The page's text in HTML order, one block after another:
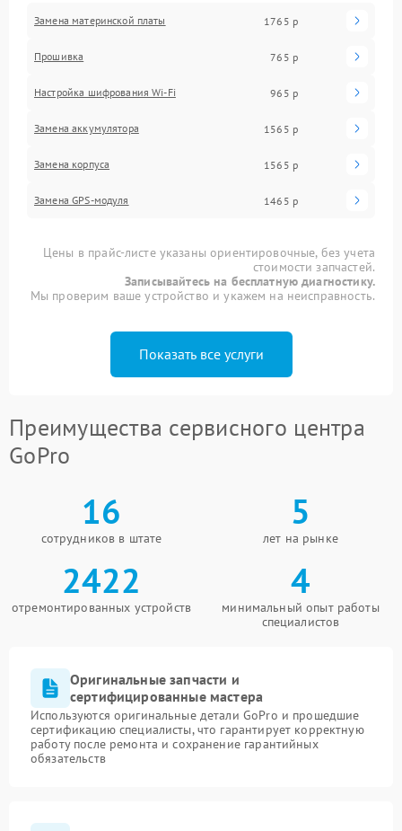
Замена материнской платы 1765 р
Прошивка 765 р
Настройка шифрования Wi-Fi 965 р
Замена аккумулятора 1565 р
Замена корпуса 1565 р
Замена GPS-модуля 1465 р
Цены в прайс-листе указаны ориентировочные, без учета
стоимости запчастей.
Записывайтесь на бесплатную диагностику.
Мы проверим ваше устройство и укажем на неисправность.
Показать все услуги
Преимущества сервисного центра
GoPro
16
сотрудников в штате
5
лет на рынке
2422
отремонтированных устройств
4
минимальный опыт работы
специалистов
Оригинальные запчасти и
сертифицированные мастера
Используются оригинальные детали GoPro и прошедшие
сертификацию специалисты, что гарантирует корректную
работу после ремонта и сохранение гарантийных
обязательств